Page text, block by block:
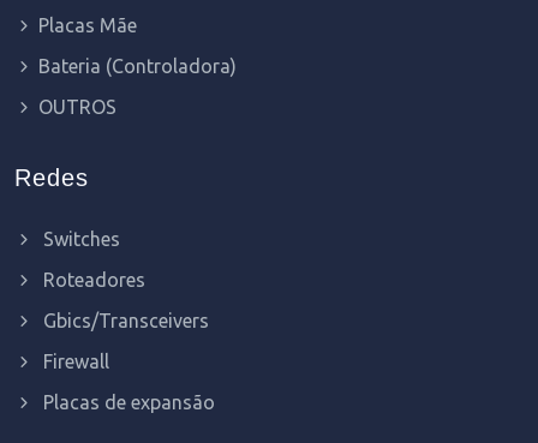
Placas Mãe
Bateria (Controladora)
OUTROS
Redes
Switches
Roteadores
Gbics/Transceivers
Firewall
Placas de expansão